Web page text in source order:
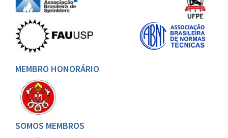
MEMBRO HONORÁRIO
SOMOS MEMBROS